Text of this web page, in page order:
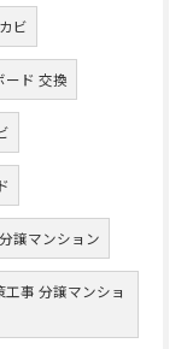
ビ
ード 交換
譲マンション
事 分譲マンショ